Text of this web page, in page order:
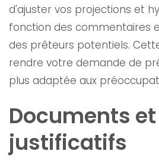
d'ajuster vos projections et
fonction des commentaires
des prêteurs potentiels.
rendre votre demande de
plus adaptée aux
Documents
justificatifs